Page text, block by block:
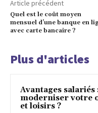
Article précédent
Quel est le coût moyen
mensuel d’une banque en
avec carte bancaire ?
Plus d'articles
Avantages salariés
moderniser votre
et loisirs ?